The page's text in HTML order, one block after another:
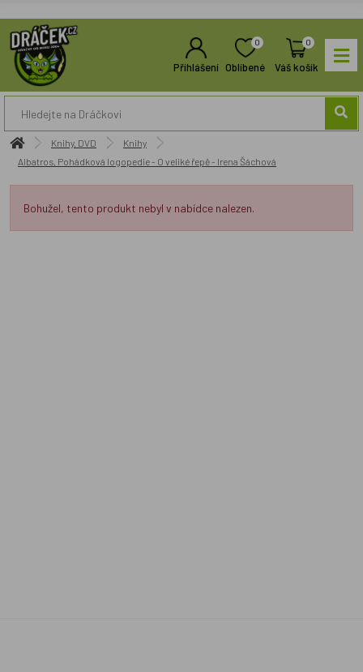
Přihlášení
0
Oblíbené
0
Váš košík
Knihy, DVD
Knihy
Albatros, Pohádková logopedie - O veliké řepě - Irena Šáchová
Bohužel, tento produkt nebyl v nabídce nalezen.